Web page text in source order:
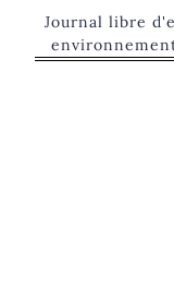
Journal libre